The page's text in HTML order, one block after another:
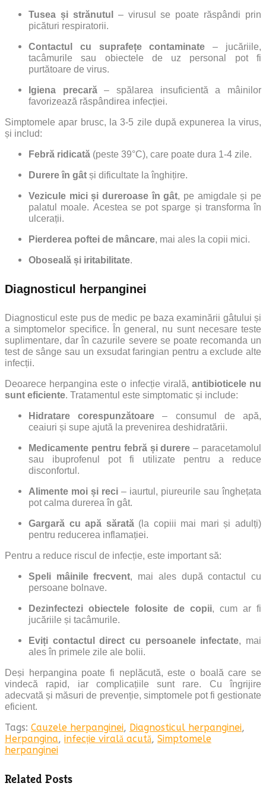
Tusea și strănutul
– virusul se poate răspândi prin
picături respiratorii.
Contactul cu suprafețe contaminate – jucăriile,
tacâmurile sau obiectele de uz personal pot fi
purtătoare de virus.
Igiena precară– spălarea insuficientă a mâinilor
favorizează răspândirea infecției.
Simptomele apar brusc, la 3-5 zile după expunerea la virus,
și includ:
Febră ridicată (peste 39°C), care poate dura 1-4 zile.
Durere în gât și dificultate la înghițire.
Vezicule mici și dureroase în gât, pe amigdale și pe
palatul moale. Acestea se pot sparge și transforma în
ulcerații.
Pierderea poftei de mâncare, mai ales la copii mici.
Oboseală și iritabilitate.
Diagnosticul herpanginei
Diagnosticul este pus de medic pe baza examinării gâtului și
a simptomelor specifice.
În general, nu sunt necesare teste
suplimentare, dar în cazurile severe se poate recomanda un
test de sânge sau un exsudat faringian pentru a exclude alte
infecții.
Deoarece herpangina este o infecție virală, antibioticele nu
sunt eficiente. Tratamentul este simptomatic și include:
Hidratare corespunzătoare – consumul de apă,
ceaiuri și supe ajută la prevenirea deshidratării.
Medicamente pentru febră și durere – paracetamolul
sau ibuprofenul pot fi utilizate pentru a reduce
disconfortul.
Alimente moi și reci – iaurtul, piureurile sau înghețata
pot calma durerea în gât.
Gargară cu apă sărată(la copiii mai mari și adulți)
pentru reducerea inflamației.
Pentru a reduce riscul de infecție, este important să:
Speli mâinile frecvent, mai ales după contactul cu
persoane bolnave.
Dezinfectezi obiectele folosite de copii, cum ar fi
jucăriile și tacâmurile.
Eviți contactul direct cu persoanele infectate, mai
ales în primele zile ale bolii.
Deși herpangina poate fi neplăcută, este o boală care se
vindecă rapid, iar complicațiile sunt rare. Cu îngrijire
adecvată și măsuri de prevenție, simptomele pot fi gestionate
eficient.
Tags: Cauzele herpanginei, Diagnosticul herpanginei,
Herpangina, infecție virală acută, Simptomele
herpanginei
Related Posts